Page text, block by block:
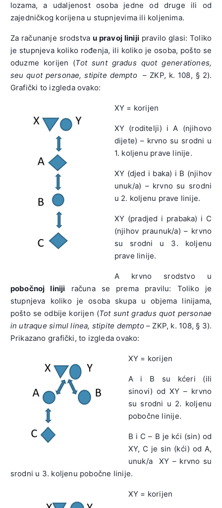
lozama, a udaljenost osoba jedne od druge ili od
zajedničkog korijena u stupnjevima ili koljenima.
Za računanje srodstva u pravoj liniji pravilo glasi: Toliko
je stupnjeva koliko rođenja, ili koliko je osoba, pošto se
oduzme korijen (Tot sunt gradus quot generationes,
seu quot personae, stipite dempto – ZKP, k. 108, § 2).
Grafički to izgleda ovako:
XY = korijen
XY (roditelji) i A (njihovo
dijete) – krvno su srodni u
1. koljenu prave linije.
XY (djed i baka) i B (njihov
unuk/a) – krvno su srodni
u 2. koljenu prave linije.
XY (pradjed i prabaka) i C
(njihov praunuk/a) – krvno
su srodni u 3. koljenu
prave linije.
A krvno srodstvo u
pobočnoj liniji računa se prema pravilu: Toliko je
stupnjeva koliko je osoba skupa u objema linijama,
pošto se odbije korijen (Tot sunt gradus quot personae
in utraque simul linea, stipite dempto– ZKP, k. 108, § 3).
Prikazano grafički, to izgleda ovako:
XY = korijen
A i B su kćeri (ili
sinovi) od XY – krvno
su srodni u 2. koljenu
pobočne linije.
B i C – B je kći (sin) od
XY, C je sin (kći) od A,
unuk/a XY – krvno su
srodni u 3. koljenu pobočne linije.
XY = korijen